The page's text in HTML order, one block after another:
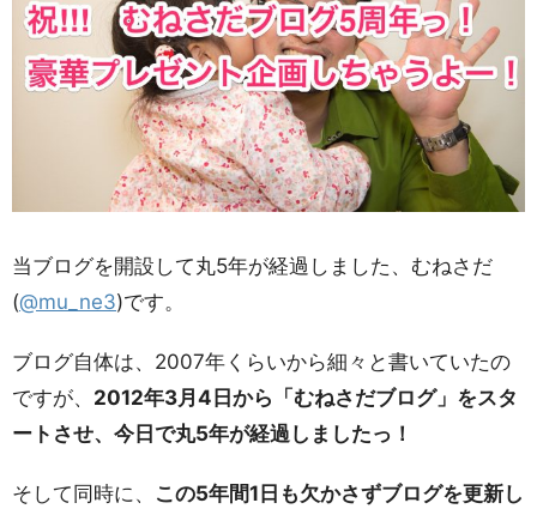
当ブログを開設して丸5年が経過しました、むねさだ
(@mu_ne3)です。
ブログ自体は、2007年くらいから細々と書いていたの
ですが、 2012年3月4日から「むねさだブログ」をスタ
ートさせ、今日で丸5年が経過しましたっ！
そして同時に、 この5年間1日も欠かさずブログを更新し